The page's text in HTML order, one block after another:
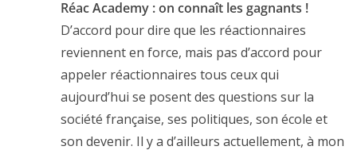
Réac Academy : on connaît les gagnants !
D’accord pour dire que les réactionnaires
reviennent en force, mais pas d’accord pour
appeler réactionnaires tous ceux qui
aujourd’hui se posent des questions sur la
société française, ses politiques, son école et
son devenir. Il y a d’ailleurs actuellement, à mon